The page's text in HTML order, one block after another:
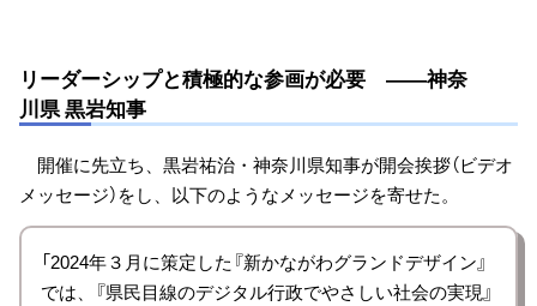
リーダーシップと積極的な参画が必要 ――神奈
川県 黒岩知事
開催に先立ち、黒岩祐治・神奈川県知事が開会挨拶（ビデオ
メッセージ）をし、以下のようなメッセージを寄せた。
「2024年３月に策定した『新かながわグランドデザイン』
では、『県民目線のデジタル行政でやさしい社会の実現』